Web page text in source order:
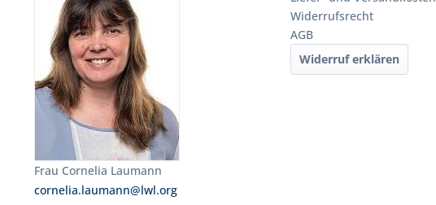
Frau Cornelia Laumann
cornelia.laumann@lwl.org
Widerrufsrecht
AGB
Widerruf erklären